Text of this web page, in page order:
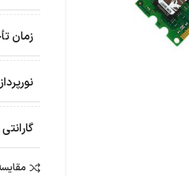
زمان
گارانتی